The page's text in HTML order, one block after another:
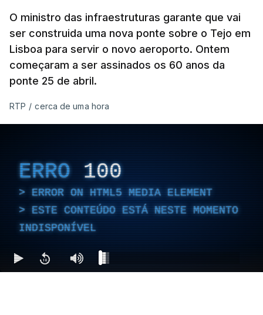
O ministro das infraestruturas garante que vai
ser construida uma nova ponte sobre o Tejo em
Lisboa para servir o novo aeroporto. Ontem
começaram a ser assinados os 60 anos da
ponte 25 de abril.
RTP / cerca de uma hora
ERRO 100
ERROR ON HTML5 MEDIA ELEMENT
ESTE CONTEÚDO ESTÁ NESTE MOMENTO
INDISPONÍVEL